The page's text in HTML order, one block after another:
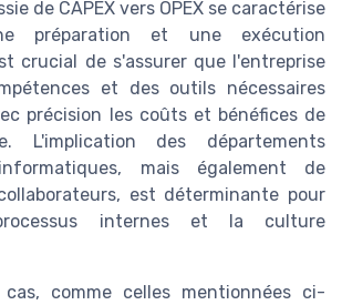
de CAPEX vers OPEX se caractérise
préparation et une exécution
crucial de s'assurer que l'entreprise
et des outils nécessaires
précision les coûts et bénéfices de
L'implication des départements
mais également de
est déterminante pour
internes et la culture
comme celles mentionnées ci-